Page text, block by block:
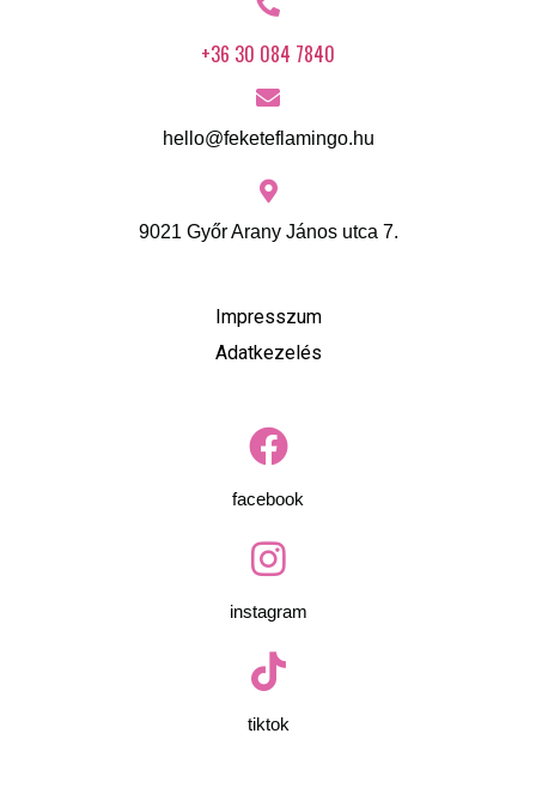
+36 30 084 7840
hello@feketeflamingo.hu
9021 Győr Arany János utca 7.
Impresszum
Adatkezelés
facebook
instagram
tiktok